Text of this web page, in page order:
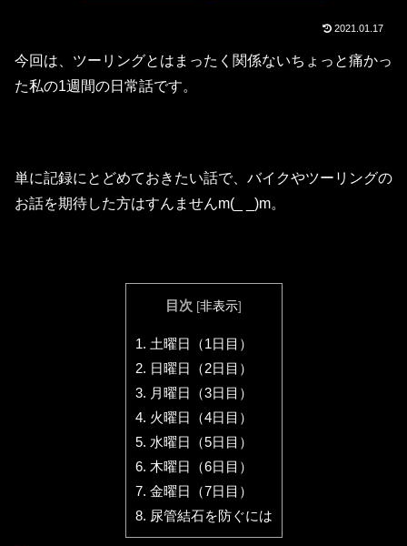
2021.01.17
今回は、ツーリングとはまったく関係ないちょっと痛かっ
た私の1週間の日常話です。
単に記録にとどめておきたい話で、バイクやツーリングの
お話を期待した方はすんませんm(_ _)m。
目次 [非表示]
1. 土曜日（1日目）
2. 日曜日（2日目）
3. 月曜日（3日目）
4. 火曜日（4日目）
5. 水曜日（5日目）
6. 木曜日（6日目）
7. 金曜日（7日目）
8. 尿管結石を防ぐには